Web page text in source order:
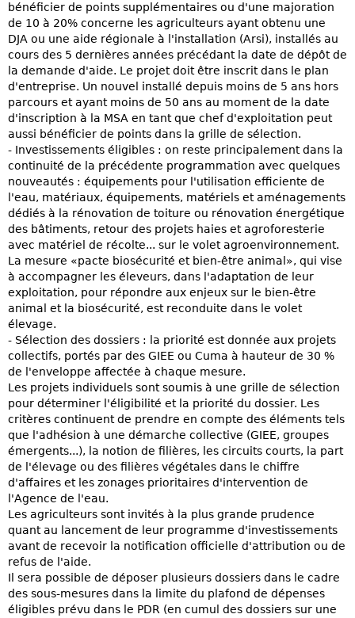
bénéficier de points supplémentaires ou d'une majoration
de 10 à 20% concerne les agriculteurs ayant obtenu une
DJA ou une aide régionale à l'installation (Arsi), installés au
cours des 5 dernières années précédant la date de dépôt de
la demande d'aide. Le projet doit être inscrit dans le plan
d'entreprise. Un nouvel installé depuis moins de 5 ans hors
parcours et ayant moins de 50 ans au moment de la date
d'inscription à la MSA en tant que chef d'exploitation peut
aussi bénéficier de points dans la grille de sélection.
- Investissements éligibles : on reste principalement dans la
continuité de la précédente programmation avec quelques
nouveautés : équipements pour l'utilisation efficiente de
l'eau, matériaux, équipements, matériels et aménagements
dédiés à la rénovation de toiture ou rénovation énergétique
des bâtiments, retour des projets haies et agroforesterie
avec matériel de récolte... sur le volet agroenvironnement.
La mesure «pacte biosécurité et bien-être animal», qui vise
à accompagner les éleveurs, dans l'adaptation de leur
exploitation, pour répondre aux enjeux sur le bien-être
animal et la biosécurité, est reconduite dans le volet
élevage.
- Sélection des dossiers : la priorité est donnée aux projets
collectifs, portés par des GIEE ou Cuma à hauteur de 30 %
de l'enveloppe affectée à chaque mesure.
Les projets individuels sont soumis à une grille de sélection
pour déterminer l'éligibilité et la priorité du dossier. Les
critères continuent de prendre en compte des éléments tels
que l'adhésion à une démarche collective (GIEE, groupes
émergents...), la notion de filières, les circuits courts, la part
de l'élevage ou des filières végétales dans le chiffre
d'affaires et les zonages prioritaires d'intervention de
l'Agence de l'eau.
Les agriculteurs sont invités à la plus grande prudence
quant au lancement de leur programme d'investissements
avant de recevoir la notification officielle d'attribution ou de
refus de l'aide.
Il sera possible de déposer plusieurs dossiers dans le cadre
des sous-mesures dans la limite du plafond de dépenses
éligibles prévu dans le PDR (en cumul des dossiers sur une